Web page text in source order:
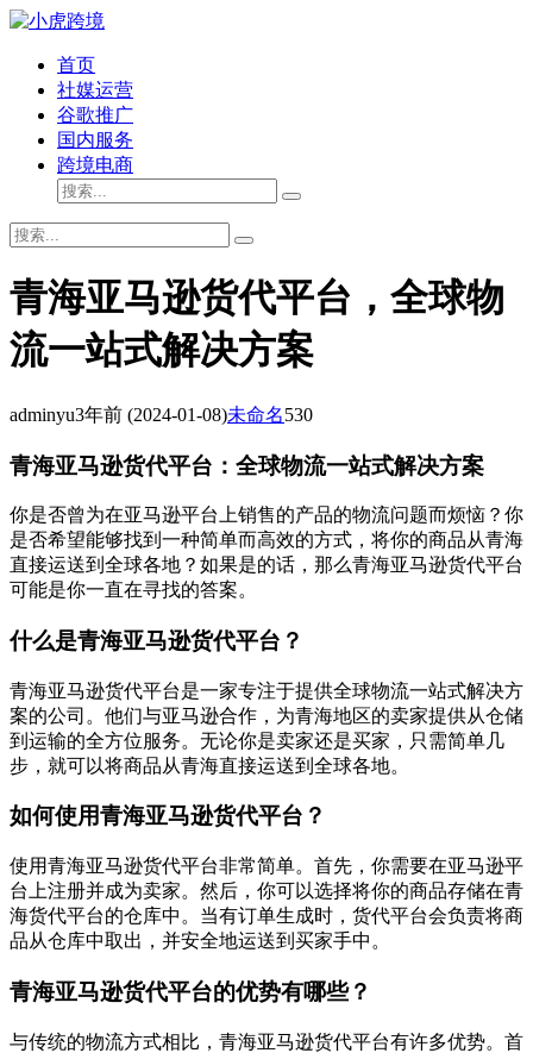
首页
社媒运营
谷歌推广
国内服务
跨境电商
青海亚马逊货代平台，全球物
流一站式解决方案
adminyu3年前 (2024-01-08)未命名530
青海亚马逊货代平台：全球物流一站式解决方案
你是否曾为在亚马逊平台上销售的产品的物流问题而烦恼？你
是否希望能够找到一种简单而高效的方式，将你的商品从青海
直接运送到全球各地？如果是的话，那么青海亚马逊货代平台
可能是你一直在寻找的答案。
什么是青海亚马逊货代平台？
青海亚马逊货代平台是一家专注于提供全球物流一站式解决方
案的公司。他们与亚马逊合作，为青海地区的卖家提供从仓储
到运输的全方位服务。无论你是卖家还是买家，只需简单几
步，就可以将商品从青海直接运送到全球各地。
如何使用青海亚马逊货代平台？
使用青海亚马逊货代平台非常简单。首先，你需要在亚马逊平
台上注册并成为卖家。然后，你可以选择将你的商品存储在青
海货代平台的仓库中。当有订单生成时，货代平台会负责将商
品从仓库中取出，并安全地运送到买家手中。
青海亚马逊货代平台的优势有哪些？
与传统的物流方式相比，青海亚马逊货代平台有许多优势。首